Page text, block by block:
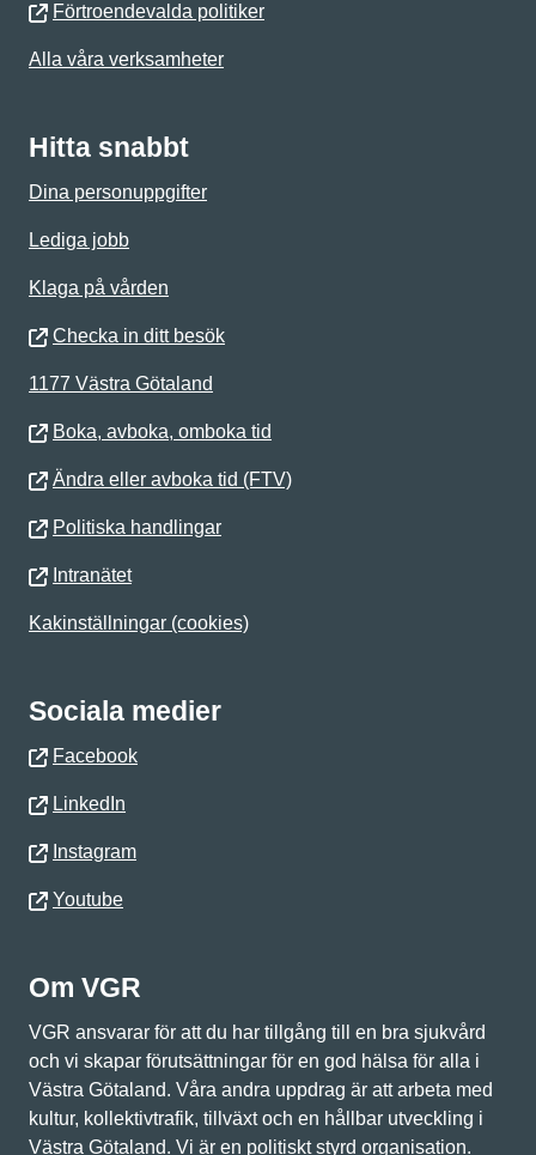
Förtroendevalda politiker
Alla våra verksamheter
Hitta snabbt
Dina personuppgifter
Lediga jobb
Klaga på vården
Checka in ditt besök
1177 Västra Götaland
Boka, avboka, omboka tid
Ändra eller avboka tid (FTV)
Politiska handlingar
Intranätet
Kakinställningar (cookies)
Sociala medier
Facebook
LinkedIn
Instagram
Youtube
Om VGR
VGR ansvarar för att du har tillgång till en bra sjukvård
och vi skapar förutsättningar för en god hälsa för alla i
Västra Götaland. Våra andra uppdrag är att arbeta med
kultur, kollektivtrafik, tillväxt och en hållbar utveckling i
Västra Götaland. Vi är en politiskt styrd organisation.